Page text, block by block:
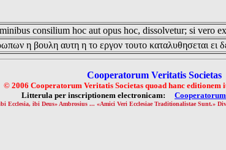
consilium hoc aut opus hoc, dissolvetur; si vero
η βουλη αυτη η το εργον τουτο καταλυθησεται ει
Cooperatorum Veritatis Societas
© 2006 Cooperatorum Veritatis Societas quoad hanc editionem
Litterula per inscriptionem electronicam:
Ecclesia, ibi Deus» Ambrosius ... «Amici Veri Ecclesiae Traditionalistae Sunt.»